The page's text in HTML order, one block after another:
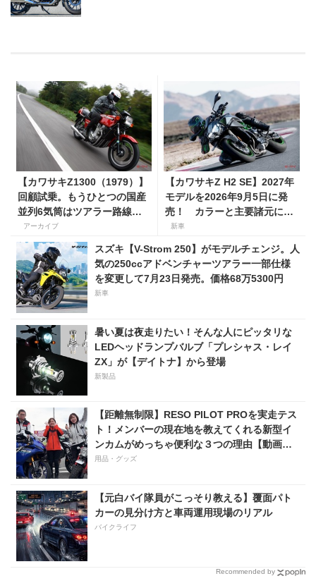
【カワサキZ1300（1979）】
回顧試乗。もうひとつの国産
並列6気筒はツアラー路線で
生き残った
アーカイブ
【カワサキZ H2 SE】2027年
モデルを2026年9月5日に発
売！ カラーと主要諸元に変
更はなく、価格は据え置きの
247万5000円！
新車
スズキ【V-Strom 250】がモデルチェンジ。人
気の250ccアドベンチャーツアラー一部仕様
を変更して7月23日発売。価格68万5300円
新車
暑い夏は夜走りたい！そんな人にピッタリな
LEDヘッドランプバルブ「プレシャス・レイ
ZX」が【デイトナ】から登場
新製品
【距離無制限】RESO PILOT PROを実走テス
ト！メンバーの現在地を教えてくれる新型イ
ンカムがめっちゃ便利な３つの理由【動画付
き】
用品・グッズ
【元白バイ隊員がこっそり教える】覆面パト
カーの見分け方と車両運用現場のリアル
バイクライフ
Recommended by